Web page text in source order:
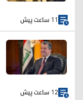
11 ساعت پیش
12 ساعت پیش